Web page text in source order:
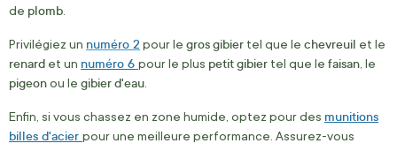
de plomb
Privilégiez un numéro 2 pour le grosgibier tel que le chevreuil et le
renard et un numéro 6 pour le plus petitgibier tel que le faisan , le
pigeonou le gibierd'eau
Enfin, si vous chassez en zone humide, optez pour des munitions
billes d'acier pour une meilleure performance. Assurez-vous